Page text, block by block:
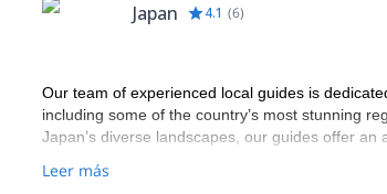
Japan 4.1 (6)
Our team of experienced local guides is
including some of the country’s most stunning
Japan’s diverse landscapes, our guides offer
Leer más